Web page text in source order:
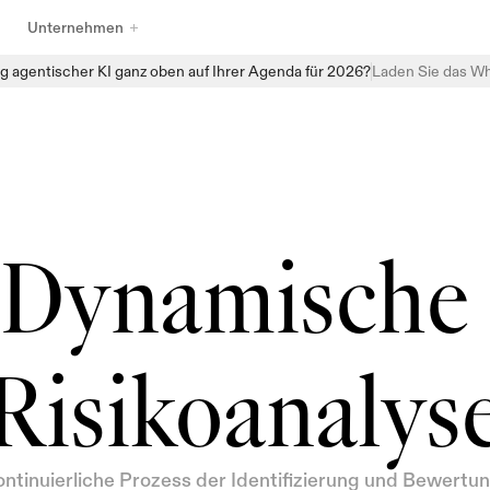
agentischer KI ganz oben auf Ihrer Agenda für 2026?Laden Sie das
Unternehmen
Innovation zu verlangsamen.
Dynamische
Prozess der Identifizierung und